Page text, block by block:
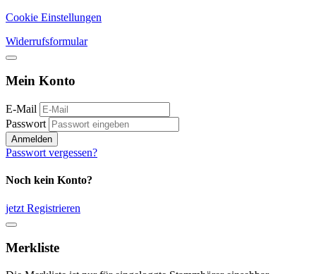
Cookie Einstellungen
Widerrufsformular
Mein Konto
E-Mail
Passwort
Anmelden
Passwort vergessen?
Noch kein Konto?
jetzt Registrieren
Merkliste